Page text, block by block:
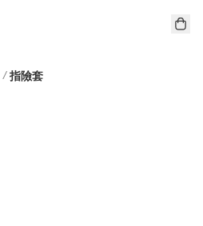
/ 指險套